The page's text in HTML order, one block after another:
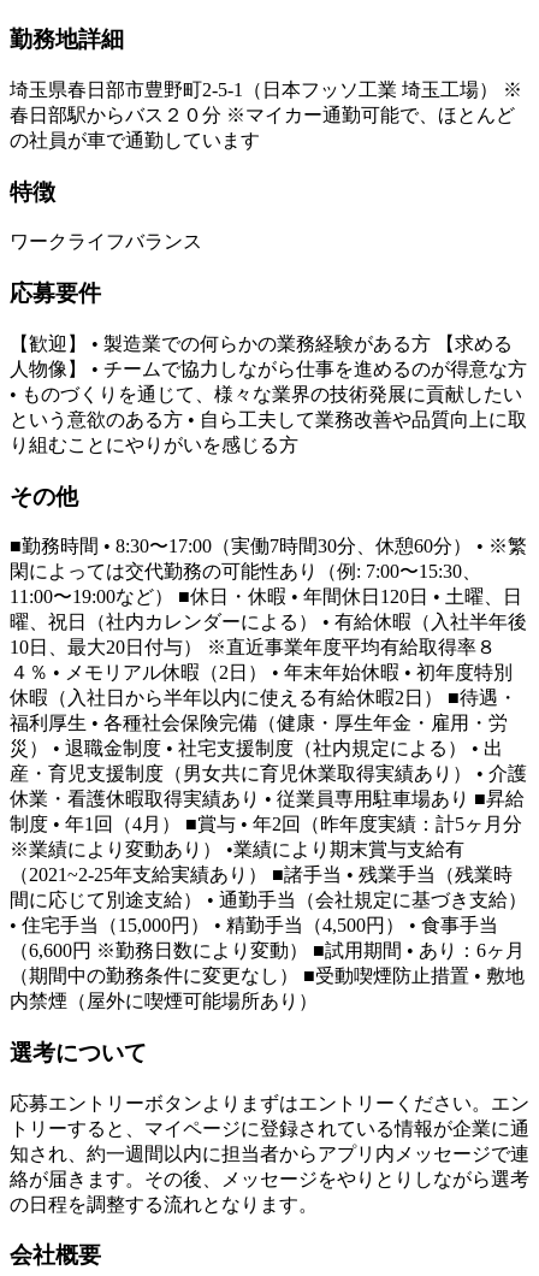
勤務地詳細
埼玉県春日部市豊野町2-5-1（日本フッソ工業 埼玉工場） ※
春日部駅からバス２０分 ※マイカー通勤可能で、ほとんど
の社員が車で通勤しています
特徴
ワークライフバランス
応募要件
【歓迎】 • 製造業での何らかの業務経験がある方 【求める
人物像】 • チームで協力しながら仕事を進めるのが得意な方
• ものづくりを通じて、様々な業界の技術発展に貢献したい
という意欲のある方 • 自ら工夫して業務改善や品質向上に取
り組むことにやりがいを感じる方
その他
■勤務時間 • 8:30〜17:00（実働7時間30分、休憩60分） • ※繁
閑によっては交代勤務の可能性あり（例: 7:00〜15:30、
11:00〜19:00など） ■休日・休暇 • 年間休日120日 • 土曜、日
曜、祝日（社内カレンダーによる） • 有給休暇（入社半年後
10日、最大20日付与） ※直近事業年度平均有給取得率８
４％ • メモリアル休暇（2日） • 年末年始休暇 • 初年度特別
休暇（入社日から半年以内に使える有給休暇2日） ■待遇・
福利厚生 • 各種社会保険完備（健康・厚生年金・雇用・労
災） • 退職金制度 • 社宅支援制度（社内規定による） • 出
産・育児支援制度（男女共に育児休業取得実績あり） • 介護
休業・看護休暇取得実績あり • 従業員専用駐車場あり ■昇給
制度 • 年1回（4月） ■賞与 • 年2回（昨年度実績：計5ヶ月分
※業績により変動あり） •業績により期末賞与支給有
（2021~2-25年支給実績あり） ■諸手当 • 残業手当（残業時
間に応じて別途支給） • 通勤手当（会社規定に基づき支給）
• 住宅手当（15,000円） • 精勤手当（4,500円） • 食事手当
（6,600円 ※勤務日数により変動） ■試用期間 • あり：6ヶ月
（期間中の勤務条件に変更なし） ■受動喫煙防止措置 • 敷地
内禁煙（屋外に喫煙可能場所あり）
選考について
応募エントリーボタンよりまずはエントリーください。エン
トリーすると、マイページに登録されている情報が企業に通
知され、約一週間以内に担当者からアプリ内メッセージで連
絡が届きます。その後、メッセージをやりとりしながら選考
の日程を調整する流れとなります。
会社概要